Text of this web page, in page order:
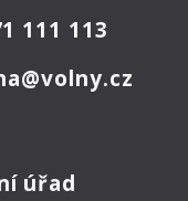
111 113
úřad